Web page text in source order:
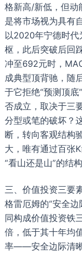
格新高/新低，但动
是将市场视为具有
以2020年宁德时
枢，此后突破后回
冲至692元时，
成典型顶背驰，随
于它拒绝“预测顶
否成立，取决于三
分型或笔的破坏？
断，转向客观结构
大，唯有通过百张
“看山还是山”的结构
三、价值投资三要
格雷厄姆的“安全边
同构成价值投资铁
倍，低于其十年均
率——安全边际清晰